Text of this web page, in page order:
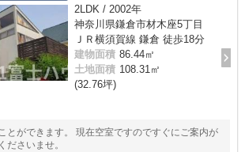
2LDK / 2002年
神奈川県鎌倉市材木座5丁目
ＪＲ横須賀線 鎌倉 徒歩18分
建物面積 86.44㎡
土地面積 108.31㎡
(32.76坪)
とができます。 現在空室ですのですぐにご案内が
ださいませ。